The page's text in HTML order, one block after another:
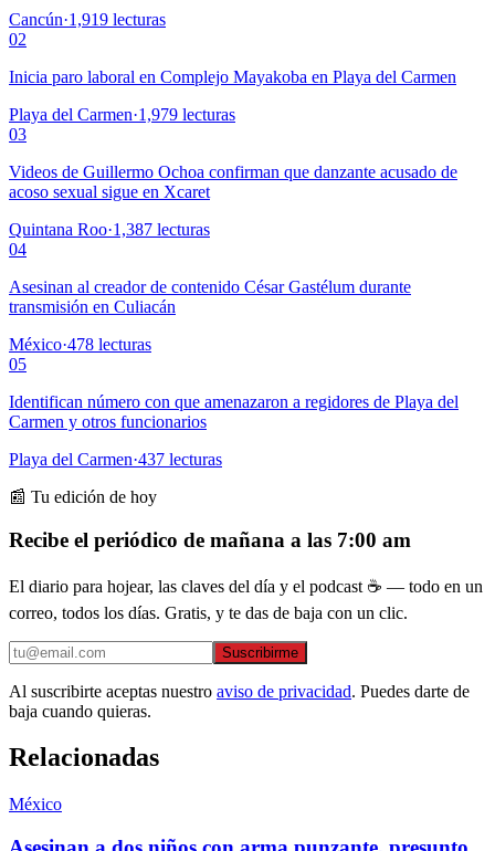
Cancún·1,919 lecturas
02
Inicia paro laboral en Complejo Mayakoba en Playa del Carmen
Playa del Carmen·1,979 lecturas
03
Videos de Guillermo Ochoa confirman que danzante acusado de
acoso sexual sigue en Xcaret
Quintana Roo·1,387 lecturas
04
Asesinan al creador de contenido César Gastélum durante
transmisión en Culiacán
México·478 lecturas
05
Identifican número con que amenazaron a regidores de Playa del
Carmen y otros funcionarios
Playa del Carmen·437 lecturas
📰 Tu edición de hoy
Recibe el periódico de mañana a las 7:00 am
El diario para hojear, las claves del día y el podcast ☕ — todo en un
correo, todos los días. Gratis, y te das de baja con un clic.
Suscribirme
Al suscribirte aceptas nuestro aviso de privacidad. Puedes darte de
baja cuando quieras.
Relacionadas
México